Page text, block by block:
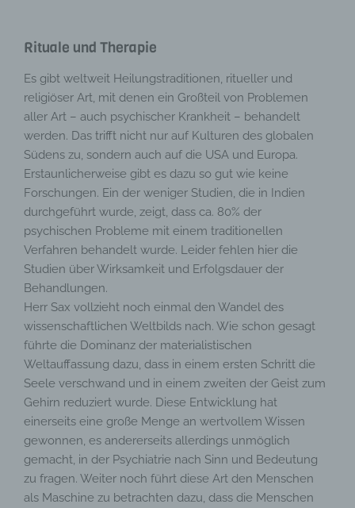
Rituale und Therapie
Es gibt weltweit Heilungstraditionen, ritueller und
religiöser Art, mit denen ein Großteil von Problemen
aller Art – auch psychischer Krankheit – behandelt
werden. Das trifft nicht nur auf Kulturen des globalen
Südens zu, sondern auch auf die USA und Europa.
Erstaunlicherweise gibt es dazu so gut wie keine
Forschungen. Ein der weniger Studien, die in Indien
durchgeführt wurde, zeigt, dass ca. 80% der
psychischen Probleme mit einem traditionellen
Verfahren behandelt wurde. Leider fehlen hier die
Studien über Wirksamkeit und Erfolgsdauer der
Behandlungen.
Herr Sax vollzieht noch einmal den Wandel des
wissenschaftlichen Weltbilds nach. Wie schon gesagt
führte die Dominanz der materialistischen
Weltauffassung dazu, dass in einem ersten Schritt die
Seele verschwand und in einem zweiten der Geist zum
Gehirn reduziert wurde. Diese Entwicklung hat
einerseits eine große Menge an wertvollem Wissen
gewonnen, es andererseits allerdings unmöglich
gemacht, in der Psychiatrie nach Sinn und Bedeutung
zu fragen. Weiter noch führt diese Art den Menschen
als Maschine zu betrachten dazu, dass die Menschen